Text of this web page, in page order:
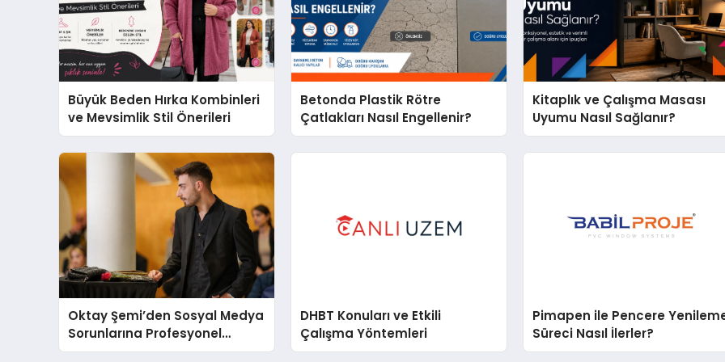
Büyük Beden Hırka Kombinleri
ve Mevsimlik Stil Önerileri
Betonda Plastik Rötre
Çatlakları Nasıl Engellenir?
Kitaplık ve Çalışma Masası
Uyumu Nasıl Sağlanır?
Oktay Şemi’den Sosyal Medya
Sorunlarına Profesyonel
Müdahale ve Hızlı Çözüm
DHBT Konuları ve Etkili
Çalışma Yöntemleri
Pimapen ile Pencere
Süreci Nasıl İlerler?